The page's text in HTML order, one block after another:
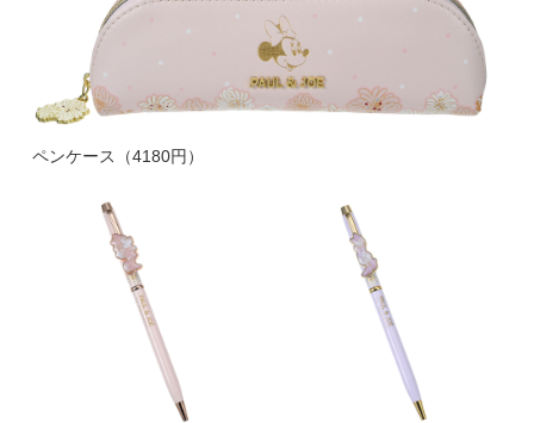
ペンケース（4180円）